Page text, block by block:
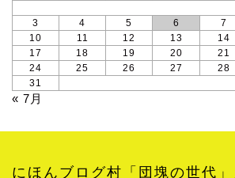
3
4 5 6 7
10
11 12 13 14
17
18 19 20 21
24
25 26 27 28
31
« 7月
にほんブログ村「団塊の世代